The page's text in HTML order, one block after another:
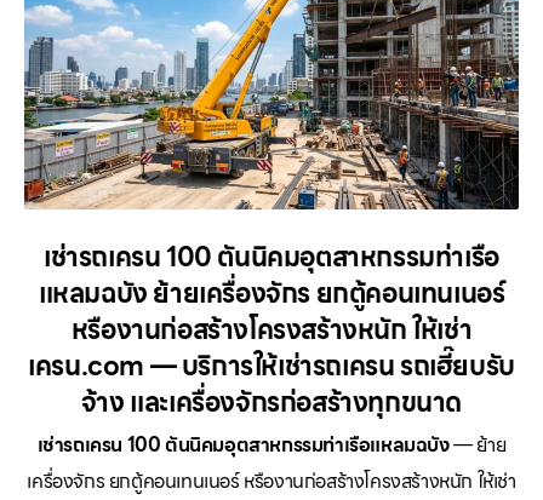
เช่ารถเครน 100 ตันนิคมอุตสาหกรรมท่าเรือ
แหลมฉบัง ย้ายเครื่องจักร ยกตู้คอนเทนเนอร์
หรืองานก่อสร้างโครงสร้างหนัก ให้เช่า
เครน.com — บริการให้เช่ารถเครน รถเฮี๊ยบรับ
จ้าง และเครื่องจักรก่อสร้างทุกขนาด
เช่ารถเครน 100 ตันนิคมอุตสาหกรรมท่าเรือแหลมฉบัง— ย้าย
เครื่องจักร ยกตู้คอนเทนเนอร์ หรืองานก่อสร้างโครงสร้างหนัก ให้เช่า